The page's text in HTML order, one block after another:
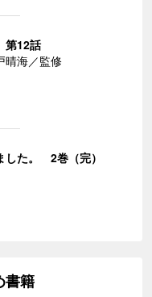
第12話
晴海／監修
した。 2巻（完）
書籍